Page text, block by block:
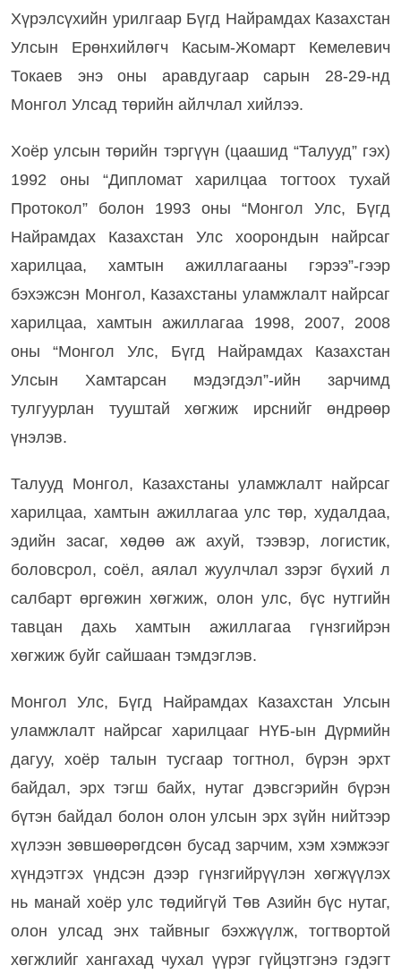
Хүрэлсүхийн урилгаар Бүгд Найрамдах Казахстан
Улсын Ерөнхийлөгч Касым-Жомарт Кемелевич
Токаев энэ оны аравдугаар сарын 28-29-нд
Монгол Улсад төрийн айлчлал хийлээ.
Хоёр улсын төрийн тэргүүн (цаашид “Талууд” гэх)
1992 оны “Дипломат харилцаа тогтоох тухай
Протокол” болон 1993 оны “Монгол Улс, Бүгд
Найрамдах Казахстан Улс хоорондын найрсаг
харилцаа, хамтын ажиллагааны гэрээ”-гээр
бэхэжсэн Монгол, Казахстаны уламжлалт найрсаг
харилцаа, хамтын ажиллагаа 1998, 2007, 2008
оны “Монгол Улс, Бүгд Найрамдах Казахстан
Улсын Хамтарсан мэдэгдэл”-ийн зарчимд
тулгуурлан тууштай хөгжиж ирснийг өндрөөр
үнэлэв.
Талууд Монгол, Казахстаны уламжлалт найрсаг
харилцаа, хамтын ажиллагаа улс төр, худалдаа,
эдийн засаг, хөдөө аж ахуй, тээвэр, логистик,
боловсрол, соёл, аялал жуулчлал зэрэг бүхий л
салбарт өргөжин хөгжиж, олон улс, бүс нутгийн
тавцан дахь хамтын ажиллагаа гүнзгийрэн
хөгжиж буйг сайшаан тэмдэглэв.
Монгол Улс, Бүгд Найрамдах Казахстан Улсын
уламжлалт найрсаг харилцааг НҮБ-ын Дүрмийн
дагуу, хоёр талын тусгаар тогтнол, бүрэн эрхт
байдал, эрх тэгш байх, нутаг дэвсгэрийн бүрэн
бүтэн байдал болон олон улсын эрх зүйн нийтээр
хүлээн зөвшөөрөгдсөн бусад зарчим, хэм хэмжээг
хүндэтгэх үндсэн дээр гүнзгийрүүлэн хөгжүүлэх
нь манай хоёр улс төдийгүй Төв Азийн бүс нутаг,
олон улсад энх тайвныг бэхжүүлж, тогтвортой
хөгжлийг хангахад чухал үүрэг гүйцэтгэнэ гэдэгт